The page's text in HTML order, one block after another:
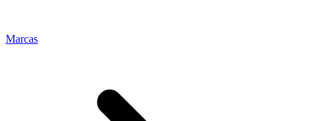
Marcas